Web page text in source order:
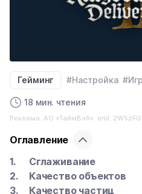
Гейминг #Настройка
18 мин. чтения
Реклама. АО «ТаймВэб». erid:
Оглавление
Сглаживание
Качество объектов
Качество частиц